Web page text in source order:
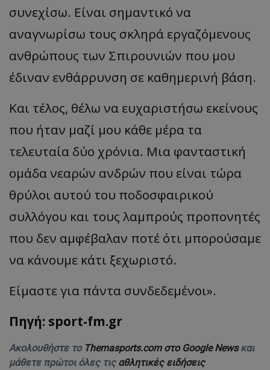
συνεχίσω. Είναι σημαντικό να
αναγνωρίσω τους σκληρά εργαζόμενους
ανθρώπους των Σπιρουνιών που μου
έδιναν ενθάρρυνση σε καθημερινή βάση.
Και τέλος, θέλω να ευχαριστήσω εκείνους
που ήταν μαζί μου κάθε μέρα τα
τελευταία δύο χρόνια. Μια φανταστική
ομάδα νεαρών ανδρών που είναι τώρα
θρύλοι αυτού του ποδοσφαιρικού
συλλόγου και τους λαμπρούς προπονητές
που δεν αμφέβαλαν ποτέ ότι μπορούσαμε
να κάνουμε κάτι ξεχωριστό.
Είμαστε για πάντα συνδεδεμένοι».
Πηγή: sport-fm.gr
Ακολουθήστε το Themasports.com στο Google Newsκαι
μάθετε πρώτοι όλες τις αθλητικές ειδήσεις